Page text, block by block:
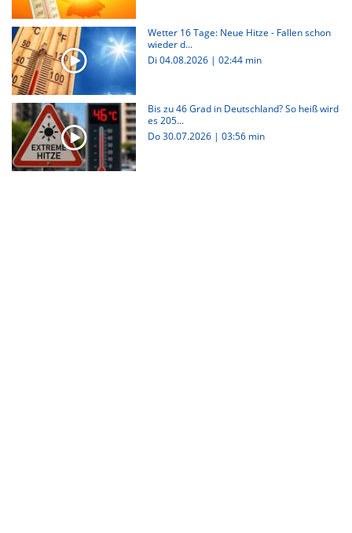
Wetter 16 Tage: Neue Hitze - Fallen schon
wieder d...
Di 04.08.2026 | 02:44 min
Bis zu 46 Grad in Deutschland? So heiß wird
es 205...
Do 30.07.2026 | 03:56 min